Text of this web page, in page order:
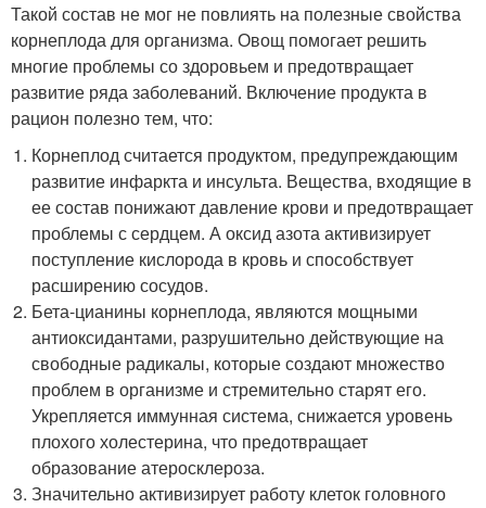
Такой состав не мог не повлиять на полезные свойства
корнеплода для организма. Овощ помогает решить
многие проблемы со здоровьем и предотвращает
развитие ряда заболеваний. Включение продукта в
рацион полезно тем, что:
Корнеплод считается продуктом, предупреждающим
развитие инфаркта и инсульта. Вещества, входящие в
ее состав понижают давление крови и предотвращает
проблемы с сердцем. А оксид азота активизирует
поступление кислорода в кровь и способствует
расширению сосудов.
Бета-цианины корнеплода, являются мощными
антиоксидантами, разрушительно действующие на
свободные радикалы, которые создают множество
проблем в организме и стремительно старят его.
Укрепляется иммунная система, снижается уровень
плохого холестерина, что предотвращает
образование атеросклероза.
Значительно активизирует работу клеток головного